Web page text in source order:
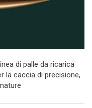
di palle da ricarica
la caccia di precisione,